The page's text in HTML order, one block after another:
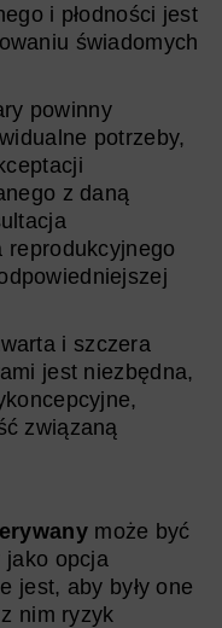
i płodności jest
świadomych
powinny
potrzeby,
z daną
reprodukcyjnego
i szczera
jest niezbędna,
związaną
może być
jako opcja
jest, aby były one
nim ryzyk